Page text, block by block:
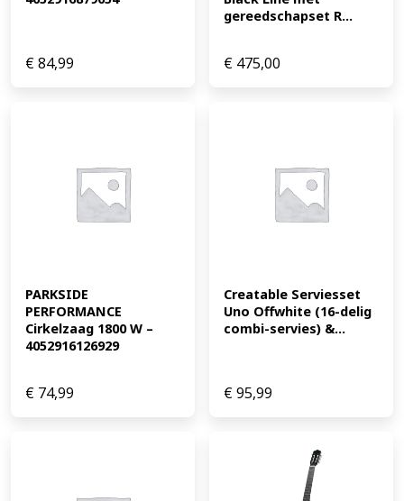
€84,99
gereedschapset R...
€ 475,00
PARKSIDE
PERFORMANCE
Cirkelzaag 1800 W –
4052916126929
€ 74,99
Creatable Serviesset
Uno Offwhite (16-delig
combi-servies) &...
€95,99